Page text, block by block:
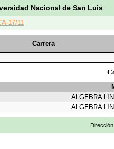
Nacional de San Luis
17/11
Carrera
ALGEBRA
ALGEBRA